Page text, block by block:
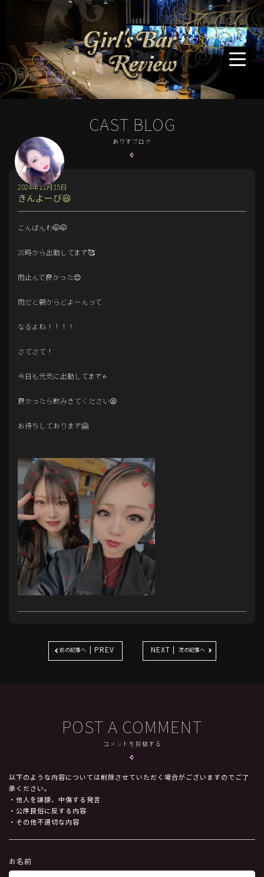
CAST BLOG
ありすブログ
きんよーび😆
2024年11月15日
こんばんわ🤭🤭
20時から出勤してます🥰
雨止んで良かった😊
雨だと朝からどよーんって
なるよね！！！！
さてさて！
今日も元気に出勤してます⭐️
良かったら飲みきてください😫
お待ちしております🤗
前の記事へ | PREV NEXT | 次の記事へ
POST A COMMENT
コメントを投稿する
以下のような内容については削除させていただく場合がございますのでご了
承ください。
・他人を誹謗、中傷する発言
・公序良俗に反する内容
・その他不適切な内容
お名前